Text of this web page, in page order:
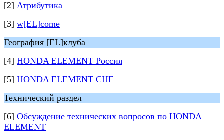
[2] Атрибутика
[3] w[EL]come
География [EL]клуба
[4] HONDA ELEMENT Россия
[5] HONDA ELEMENT СНГ
Технический раздел
[6] Обсуждение технических вопросов по HONDA
ELEMENT